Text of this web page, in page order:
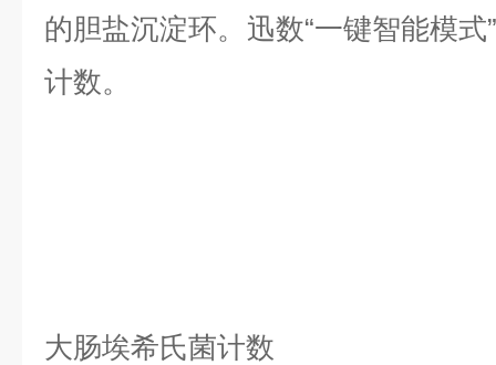
的胆盐沉淀环。迅数“一键智能模
计数。
大肠埃希氏菌计数